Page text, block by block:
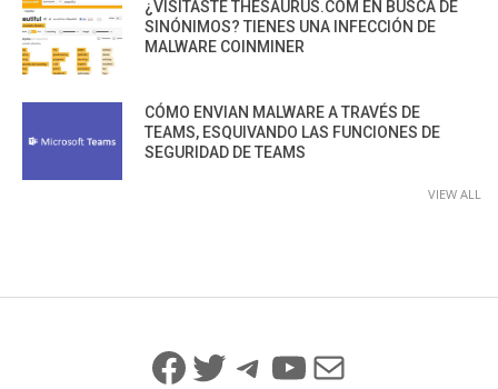
¿VISITASTE THESAURUS.COM EN BUSCA DE
SINÓNIMOS? TIENES UNA INFECCIÓN DE
MALWARE COINMINER
CÓMO ENVIAN MALWARE A TRAVÉS DE
TEAMS, ESQUIVANDO LAS FUNCIONES DE
SEGURIDAD DE TEAMS
VIEW ALL
Facebook
Twitter
Telegram
YouTube
Mail